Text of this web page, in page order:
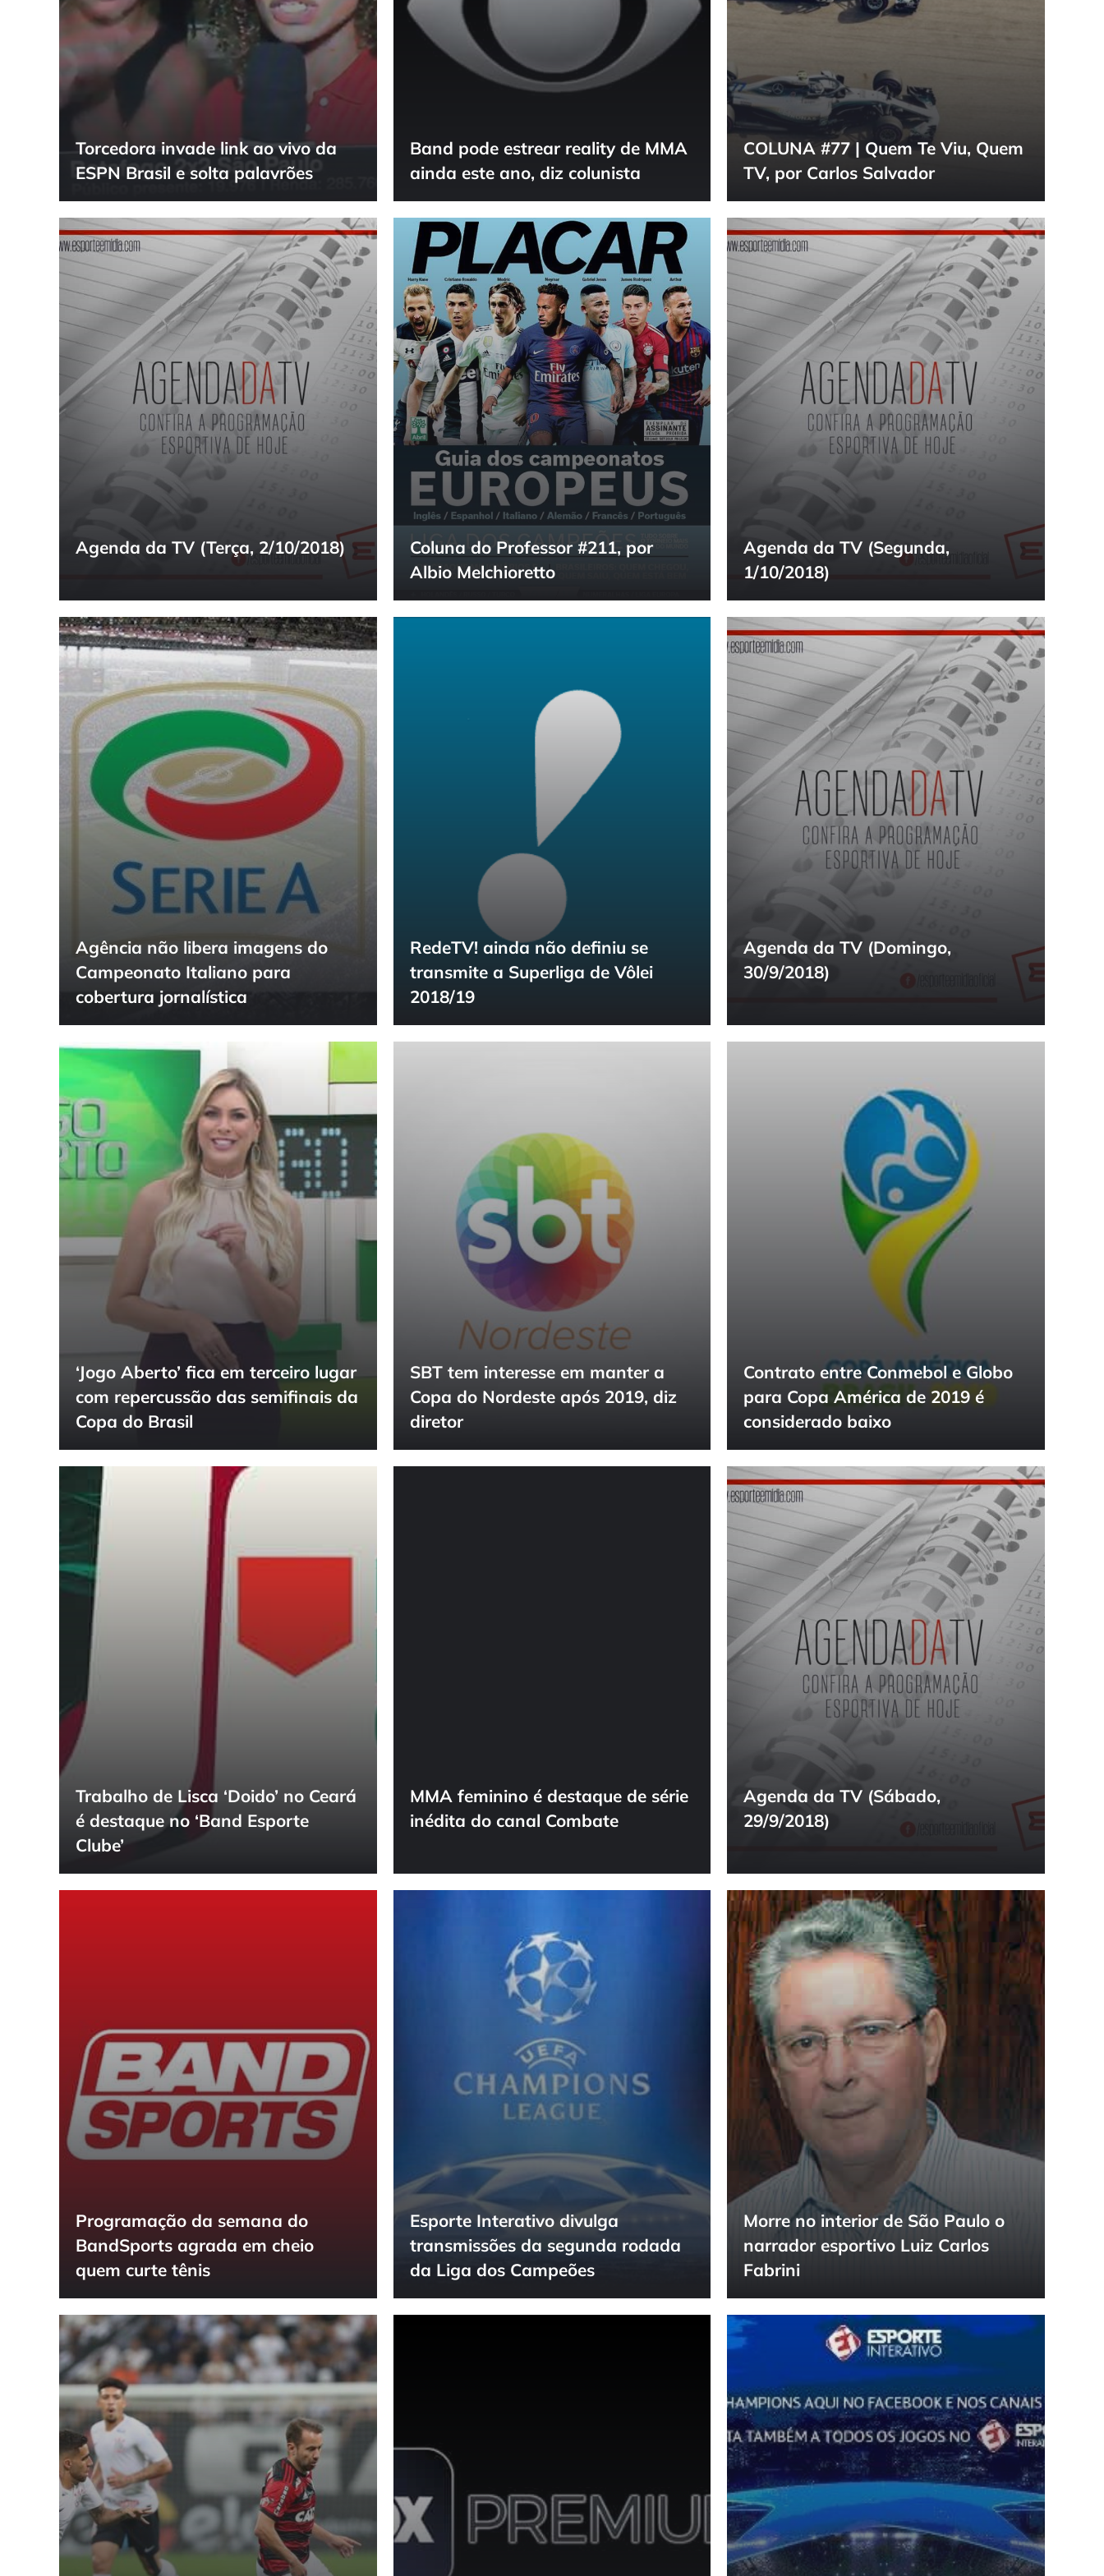
Torcedora invade link ao vivo da
ESPN Brasil e solta palavrões
Band pode estrear reality de MMA
ainda este ano, diz colunista
COLUNA #77 | Quem Te Viu, Quem
TV, por Carlos Salvador
Agenda da TV (Terça, 2/10/2018)
Coluna do Professor #211, por
Albio Melchioretto
Agenda da TV (Segunda,
1/10/2018)
Agência não libera imagens do
Campeonato Italiano para
cobertura jornalística
RedeTV! ainda não definiu se
transmite a Superliga de Vôlei
2018/19
Agenda da TV (Domingo,
30/9/2018)
‘Jogo Aberto’ fica em terceiro lugar
com repercussão das semifinais da
Copa do Brasil
SBT tem interesse em manter a
Copa do Nordeste após 2019, diz
diretor
Contrato entre Conmebol e Globo
para Copa América de 2019 é
considerado baixo
Trabalho de Lisca ‘Doido’ no Ceará
é destaque no ‘Band Esporte
Clube’
MMA feminino é destaque de série
inédita do canal Combate
Agenda da TV (Sábado,
29/9/2018)
Programação da semana do
BandSports agrada em cheio
quem curte tênis
Esporte Interativo divulga
transmissões da segunda rodada
da Liga dos Campeões
Morre no interior de São Paulo o
narrador esportivo Luiz Carlos
Fabrini